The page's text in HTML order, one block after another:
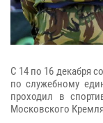
С 14 по 16 декабря
по служебному
проходил в
Московского